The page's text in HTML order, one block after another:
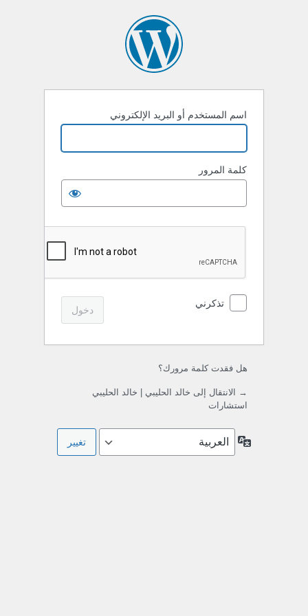
اسم المستخدم أو البريد الإلكتروني
كلمة المرور
تذكرني
هل فقدت كلمة مرورك؟
→ الانتقال إلى خالد الحليبي | خالد الحليبي
استشارات
اللغة